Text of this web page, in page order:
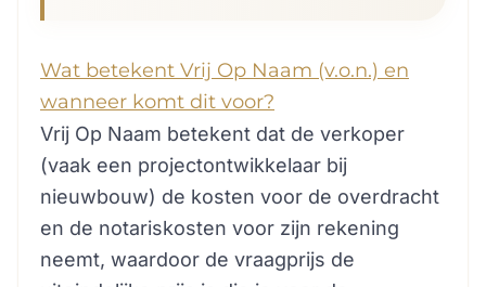
Wat betekent Vrij Op Naam (v.o.n.) en
wanneer komt dit voor?
Vrij Op Naam betekent dat de verkoper
(vaak een projectontwikkelaar bij
nieuwbouw) de kosten voor de overdracht
en de notariskosten voor zijn rekening
neemt, waardoor de vraagprijs de